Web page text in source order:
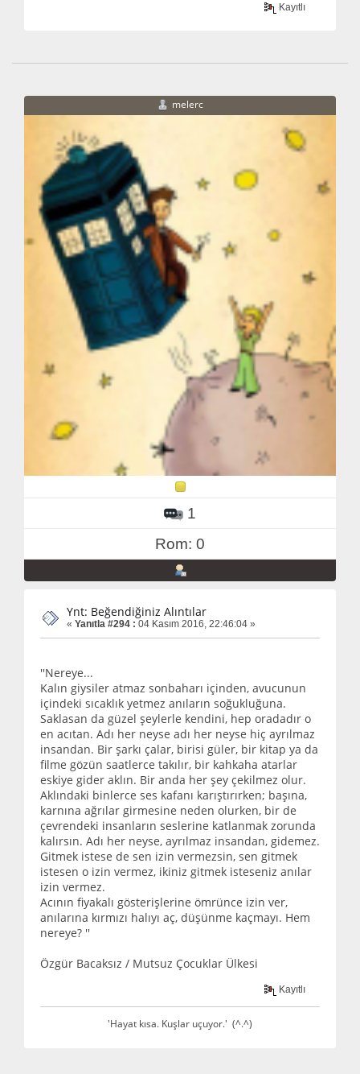
Kayıtlı
melerc
1
Rom: 0
Ynt: Beğendiğiniz Alıntılar
« Yanıtla #294 : 04 Kasım 2016, 22:46:04 »
''Nereye...
Kalın giysiler atmaz sonbaharı içinden, avucunun
içindeki sıcaklık yetmez anıların soğukluğuna.
Saklasan da güzel şeylerle kendini, hep oradadır o
en acıtan. Adı her neyse adı her neyse hiç ayrılmaz
insandan. Bir şarkı çalar, birisi güler, bir kitap ya da
filme gözün saatlerce takılır, bir kahkaha atarlar
eskiye gider aklın. Bir anda her şey çekilmez olur.
Aklındaki binlerce ses kafanı karıştırırken; başına,
karnına ağrılar girmesine neden olurken, bir de
çevrendeki insanların seslerine katlanmak zorunda
kalırsın. Adı her neyse, ayrılmaz insandan, gidemez.
Gitmek istese de sen izin vermezsin, sen gitmek
istesen o izin vermez, ikiniz gitmek isteseniz anılar
izin vermez.
Acının fiyakalı gösterişlerine ömrünce izin ver,
anılarına kırmızı halıyı aç, düşünme kaçmayı. Hem
nereye? ''
Özgür Bacaksız / Mutsuz Çocuklar Ülkesi
Kayıtlı
'Hayat kısa. Kuşlar uçuyor.' (^.^)